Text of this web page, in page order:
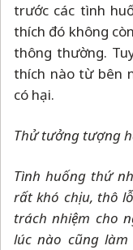
trước các tình
thích đó không
thông thường.
thích nào từ bên
có hại.
Thử tưởng tượng
Tình huống thứ
rất khó chịu, thô
trách nhiệm cho
lúc nào cũng